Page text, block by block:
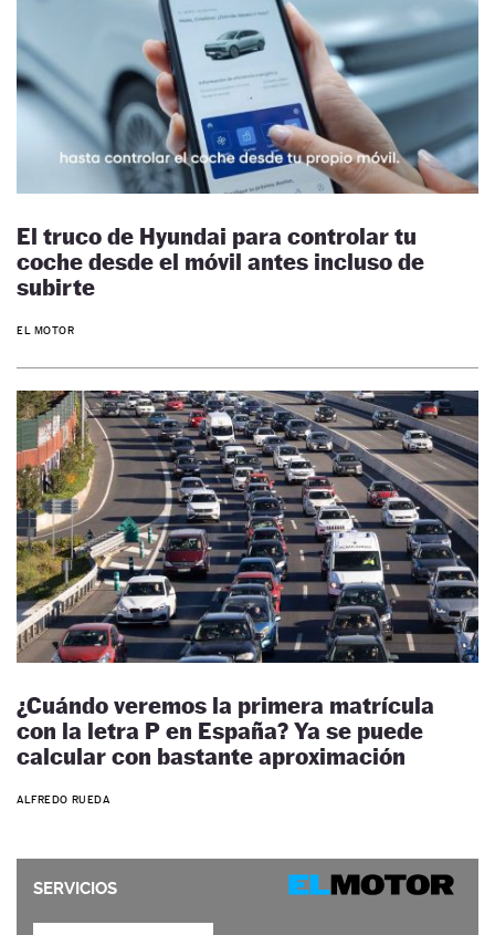
El truco de Hyundai para controlar tu
coche desde el móvil antes incluso de
subirte
EL MOTOR
¿Cuándo veremos la primera matrícula
con la letra P en España? Ya se puede
calcular con bastante aproximación
ALFREDO RUEDA